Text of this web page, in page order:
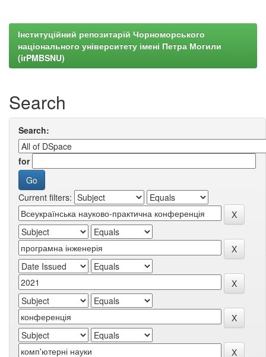
Інституційний репозитарій Чорноморського
національного університету імені Петра Могили
(irPMBSNU)
Search
Search:
for
Current filters: